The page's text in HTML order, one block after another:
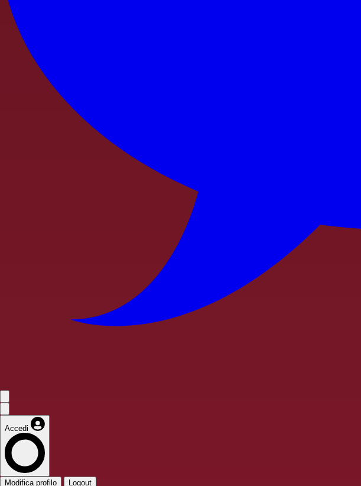
Accedi
Modifica profilo Logout